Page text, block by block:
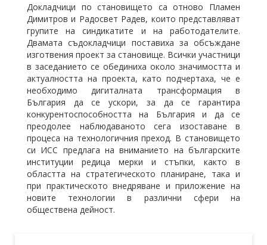
Докладчици по становището са отново Пламен
Димитров и Радосвет Радев, които представляват
групите на синдикатите и на работодателите.
Двамата съдокладчици поставиха за обсъждане
изготвения проект за становище. Всички участници
в заседанието се обединиха около значимостта и
актуалността на проекта, като подчертаха, че е
необходимо дигиталната трансформация в
България да се ускори, за да се гарантира
конкурентоспособността на България и да се
преодолее наблюдаваното сега изоставане в
процеса на технологичния преход. В становището
си ИСС предлага на вниманието на българските
институции редица мерки и стъпки, както в
областта на стратегическото планиране, така и
при практическото внедряване и приложение на
новите технологии в различни сфери на
обществена дейност.